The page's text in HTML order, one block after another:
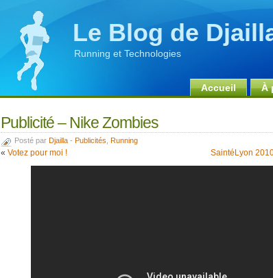
Le Blog de
Running et Technologies
Accueil À
Publicité – Nike Zombies
Posté par Djailla - Publicités Running
« Votez pour moi ! SaintéLyon